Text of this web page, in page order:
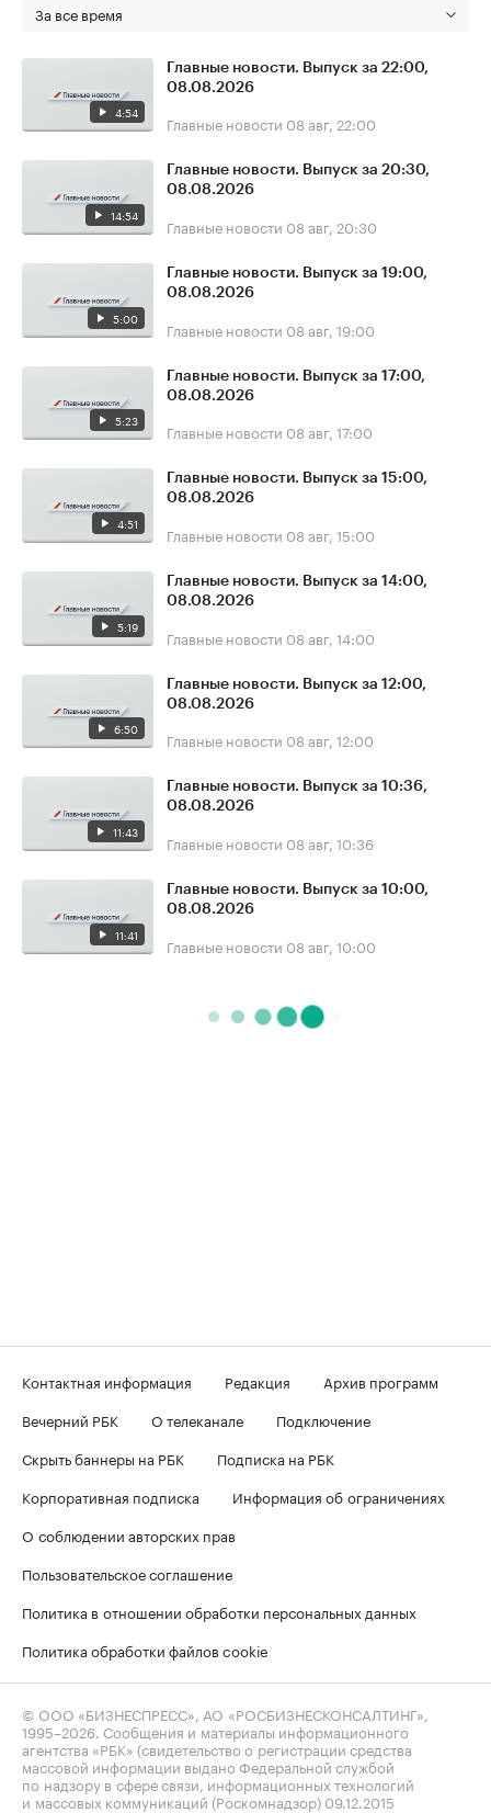
За все время
4:54
Главные новости. Выпуск за 22:00,
08.08.2026
Главные новости 08 авг, 22:00
14:54
Главные новости. Выпуск за 20:30,
08.08.2026
Главные новости 08 авг, 20:30
5:00
Главные новости. Выпуск за 19:00,
08.08.2026
Главные новости 08 авг, 19:00
5:23
Главные новости. Выпуск за 17:00,
08.08.2026
Главные новости 08 авг, 17:00
4:51
Главные новости. Выпуск за 15:00,
08.08.2026
Главные новости 08 авг, 15:00
5:19
Главные новости. Выпуск за 14:00,
08.08.2026
Главные новости 08 авг, 14:00
6:50
Главные новости. Выпуск за 12:00,
08.08.2026
Главные новости 08 авг, 12:00
11:43
Главные новости. Выпуск за 10:36,
08.08.2026
Главные новости 08 авг, 10:36
11:41
Главные новости. Выпуск за 10:00,
08.08.2026
Главные новости 08 авг, 10:00
Контактная информация Редакция
Архив программ
Вечерний РБК
О телеканале
Подключение
Скрыть баннеры на РБК
Подписка на РБК
Корпоративная подписка
Информация об ограничениях
О соблюдении авторских прав
Пользовательское соглашение
Политика в отношении обработки персональных данных
Политика обработки файлов cookie
© ООО «БИЗНЕСПРЕСС», АО «РОСБИЗНЕСКОНСАЛТИНГ»,
1995–2026 . Сообщения и материалы информационного
агентства «РБК» (свидетельство о регистрации средства
массовой информации выдано Федеральной службой
по надзору в сфере связи, информационных технологий
и массовых коммуникаций (Роскомнадзор) 09.12.2015